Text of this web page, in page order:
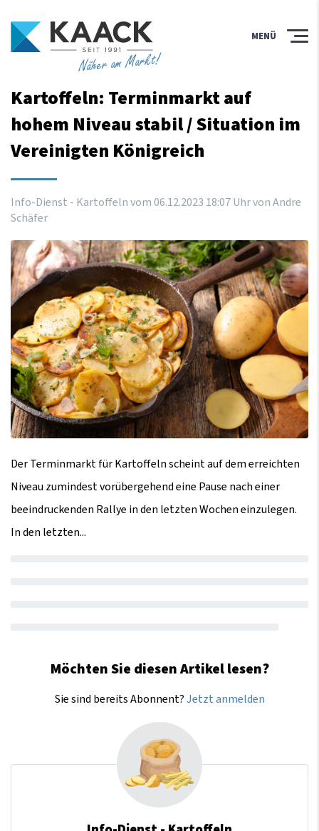
Näher am Markt!
MENÜ
Kartoffeln: Terminmarkt auf
hohem Niveau stabil / Situation im
Vereinigten Königreich
Info-Dienst - Kartoffeln vom06.12.2023 18:07Uhrvon Andre
Schäfer
Der Terminmarkt für Kartoffeln scheint auf dem erreichten
Niveau zumindest vorübergehend eine Pause nach einer
beeindruckenden Rallye in den letzten Wochen einzulegen.
In den letzten...
Möchten Sie diesen Artikel lesen?
Sie sind bereits Abonnent?Jetzt anmelden